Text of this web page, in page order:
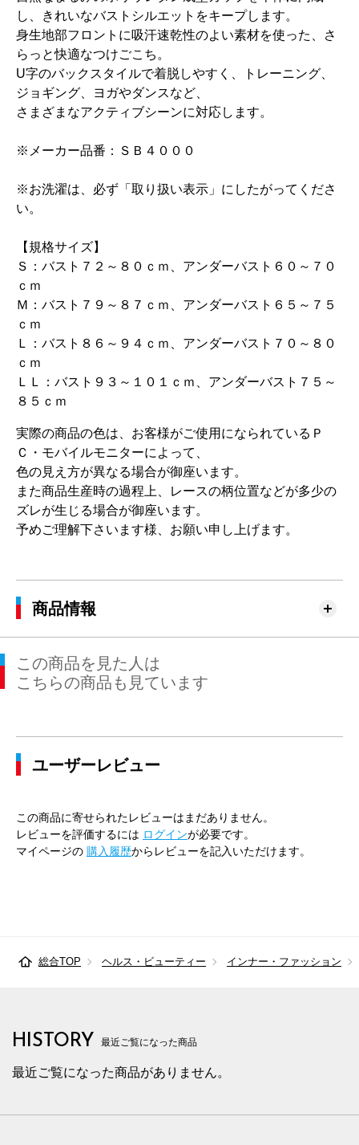
し、きれいなバストシルエットをキープします。
身生地部フロントに吸汗速乾性のよい素材を使った、さ
らっと快適なつけごこち。
U字のバックスタイルで着脱しやすく、トレーニング、
ジョギング、ヨガやダンスなど、
さまざまなアクティブシーンに対応します。
※メーカー品番：ＳＢ４０００
※お洗濯は、必ず「取り扱い表示」にしたがってくださ
い。
【規格サイズ】
Ｓ：バスト７２～８０ｃｍ、アンダーバスト６０～７０
ｃｍ
Ｍ：バスト７９～８７ｃｍ、アンダーバスト６５～７５
ｃｍ
Ｌ：バスト８６～９４ｃｍ、アンダーバスト７０～８０
ｃｍ
ＬＬ：バスト９３～１０１ｃｍ、アンダーバスト７５～
８５ｃｍ
実際の商品の色は、お客様がご使用になられているＰ
Ｃ・モバイルモニターによって、
色の見え方が異なる場合が御座います。
また商品生産時の過程上、レースの柄位置などが多少の
ズレが生じる場合が御座います。
予めご理解下さいます様、お願い申し上げます。
商品情報
この商品を見た人は
こちらの商品も見ています
ユーザーレビュー
この商品に寄せられたレビューはまだありません。
レビューを評価するには ログインが必要です。
マイページの 購入履歴からレビューを記入いただけます。
総合TOP ヘルス・ビューティー インナー・ファッション
HISTORY 最近ご覧になった商品
最近ご覧になった商品がありません。